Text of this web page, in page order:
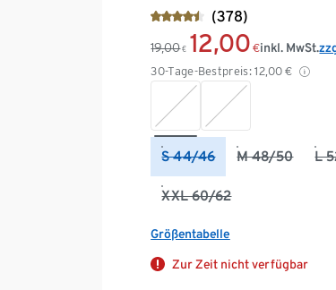
(378)
19,00 € 12,00 €
30-Tage-Bestpreis: 12,00 €
inkl. MwSt.
S 44/46 M 48/50 L
XXL 60/62
Größentabelle
Zur Zeit nicht verfügbar